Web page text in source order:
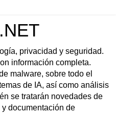
privacidad y seguridad.
información completa.
malware, sobre todo el
de IA, así como análisis
se tratarán novedades de
documentación de